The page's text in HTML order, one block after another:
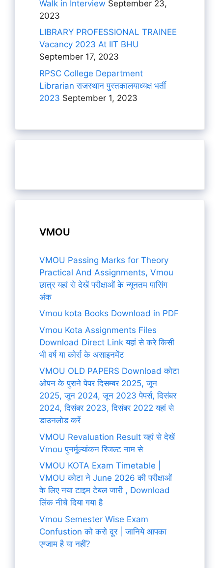
Walk in Interview September 23,
2023
LIBRARY PROFESSIONAL TRAINEE
Vacancy 2023 At IIT BHU
September 17, 2023
RPSC College Department
Librarian राजस्थान पुस्तकालयाध्यक्ष भर्ती
2023 September 1, 2023
VMOU
VMOU Passing Marks for Theory
Practical And Assignments, Vmou
छात्र यहां से देखें परीक्षाओं के न्यूनतम पासिंग
अंक
Vmou kota Books Download in PDF
Vmou Kota Assignments Files
Download Direct Link यहां से करे किसी
भी वर्ष या कोर्स के असाइनमेंट
VMOU OLD PAPERS Download कोटा
ओपन के पुराने पेपर दिसम्बर 2025, जून
2025, जून 2024, जून 2023 पेपर्स, दिसंबर
2024, दिसंबर 2023, दिसंबर 2022 यहां से
डाउनलोड करें
VMOU Revaluation Result यहां से देखें
Vmou पुनर्मूल्यांकन रिजल्ट नाम से
VMOU KOTA Exam Timetable |
VMOU कोटा ने June 2026 की परीक्षाओं
के लिए नया टाइम टेबल जारी , Download
लिंक नीचे दिया गया है
Vmou Semester Wise Exam
Confustion को करो दूर | जानिये आपका
एग्जाम है या नहीं?